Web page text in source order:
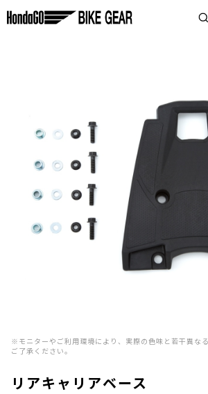
※モニターやご利用環境により、実際の色味と若干異な
ご了承ください。
リアキャリアベース